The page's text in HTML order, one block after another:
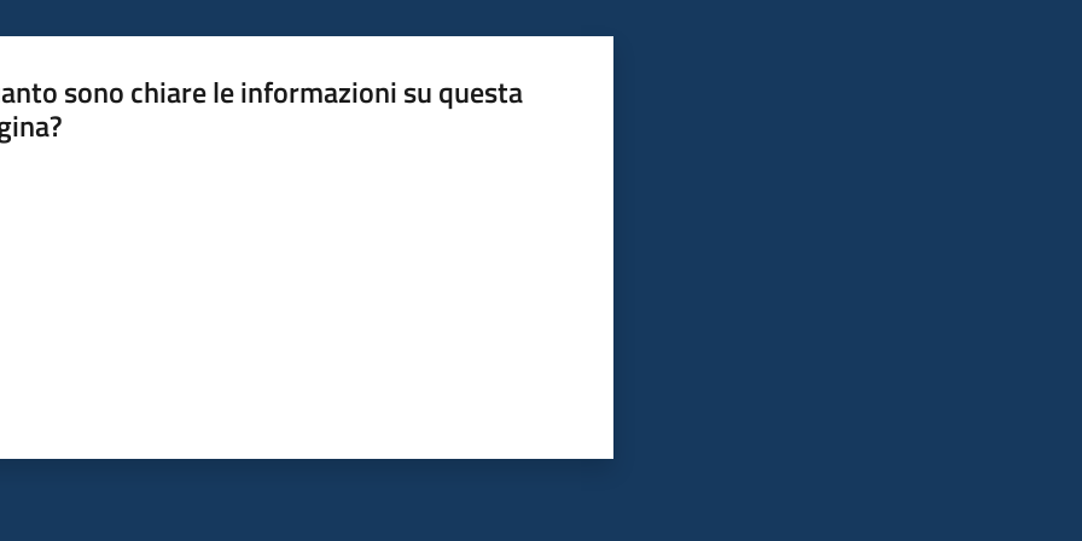
sono chiare le informazioni su questa